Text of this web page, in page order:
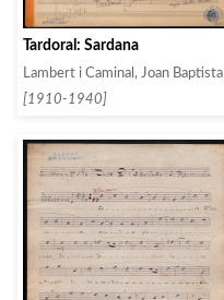
Tardoral: Sardana
Lambert i Caminal, Joan Baptista
[1910-1940]